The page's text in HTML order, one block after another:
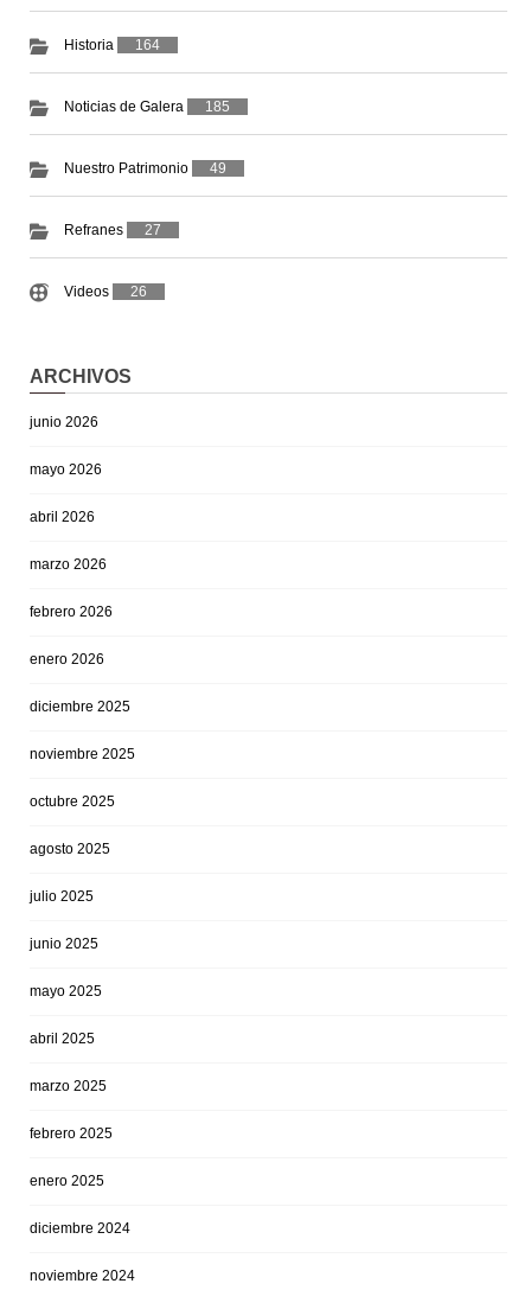
Historia 164
Noticias de Galera 185
Nuestro Patrimonio 49
Refranes 27
Videos 26
ARCHIVOS
junio 2026
mayo 2026
abril 2026
marzo 2026
febrero 2026
enero 2026
diciembre 2025
noviembre 2025
octubre 2025
agosto 2025
julio 2025
junio 2025
mayo 2025
abril 2025
marzo 2025
febrero 2025
enero 2025
diciembre 2024
noviembre 2024